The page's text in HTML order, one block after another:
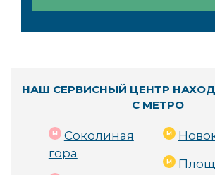
НАШ СЕРВИСНЫЙ ЦЕНТР
С МЕТРО
Соколиная
гора